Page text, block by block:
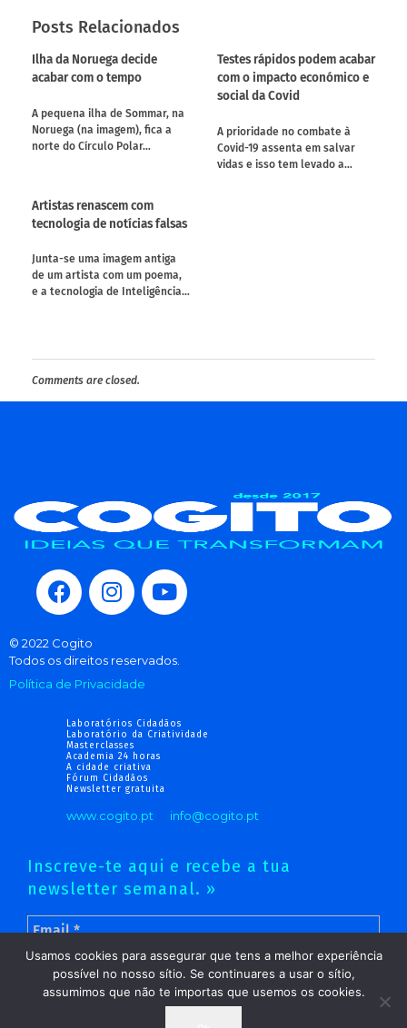
Posts Relacionados
Ilha da Noruega decide
acabar com o tempo
A pequena ilha de Sommar, na
Noruega (na imagem), fica a
norte do Círculo Polar…
Testes rápidos podem acabar
com o impacto económico e
social da Covid
A prioridade no combate à
Covid-19 assenta em salvar
vidas e isso tem levado a…
Artistas renascem com
tecnologia de notícias falsas
Junta-se uma imagem antiga
de um artista com um poema,
e a tecnologia de Inteligência…
Comments are closed.
© 2022 Cogito
Todos os direitos reservados.
Política de Privacidade
Laboratórios Cidadãos
Laboratório da Criatividade
Masterclasses
Academia 24 horas
A cidade criativa
Fórum Cidadãos
Newsletter gratuita
www.cogito.pt info@cogito.pt
Inscreve-te aqui e recebe a tua
newsletter semanal. »
Usamos cookies para assegurar que tens a melhor experiência
possível no nosso sítio. Se continuares a usar o sítio,
assumimos que não te importas que usemos os cookies.